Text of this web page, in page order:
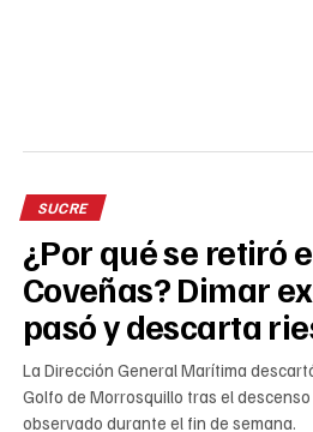
SUCRE
¿Por qué se retiró
Coveñas? Dimar
pasó y descarta
La Dirección General Marítima
Golfo de Morrosquillo tras el
observado durante el fin de semana.